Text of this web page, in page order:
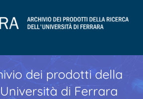
dei prodotti della
di Ferrara